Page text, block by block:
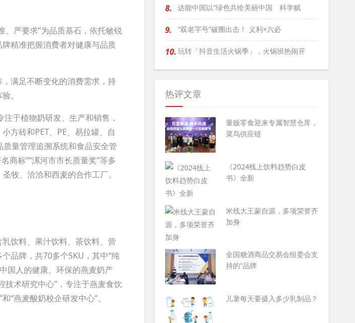
严要求”为品质基石，依托敏锐
精准把握消费者对健康与品质
满足不断变化的消费需求，持
。
于植物奶研发、生产和销售，
方砖和PET、PE、易拉罐、自
量管理追溯系统和食品安全管
商标”“漯河市市长质量奖”等多
牧、洽洽和西麦的合作工厂。
饮料、果汁饮料、茶饮料、营
品牌，共70多个SKU，其中“纯
国人的健康、环保的燕麦奶产
技术研究中心”，专注于燕麦食饮
“燕麦酸奶校企研发中心”。
8. 达能中国以“绿色共绘美丽中国 科学赋
9. “双老字号”破圈出击！ 义利×六必
10. 玩转「抖音生活火锅季」，火锅班热闹开
热评文章
量贩零食迎来专属智慧仓库，
菜鸟供应链
《2024线上饮料趋势白皮
书》全新
米线大王蒙自源，多项荣誉齐
加身
全国糖酒商品交易会组委会支
持的“品牌
儿童每天要摄入多少乳制品？